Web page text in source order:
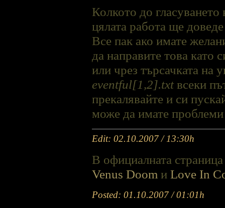
Колкото до гласуването
цялата работа ще
Все пак ако имате
да направите това като
или чрез търсачката на
eventful[1,2].txtвсеки
прекалявайте и си
може да имате проблеми
Edit: 02.10.2007 / 13:30h
В официалната
Venus Doom и Love In
Posted: 01.10.2007 / 01:01h